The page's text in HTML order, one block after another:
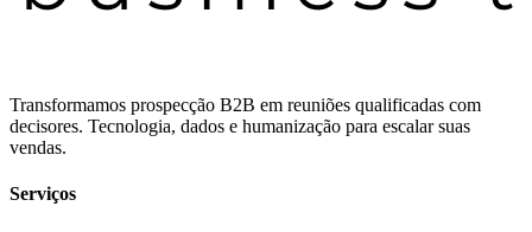
Transformamos prospecção B2B em reuniões qualificadas com
decisores. Tecnologia, dados e humanização para escalar suas
vendas.
Serviços